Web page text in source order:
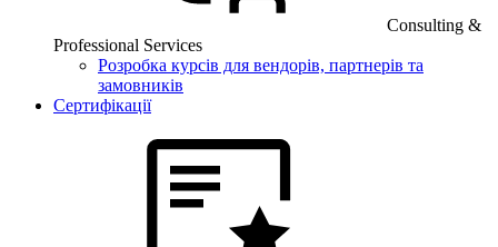
Consulting &
Professional Services
Розробка курсів для вендорів, партнерів та
замовників
Сертифікації